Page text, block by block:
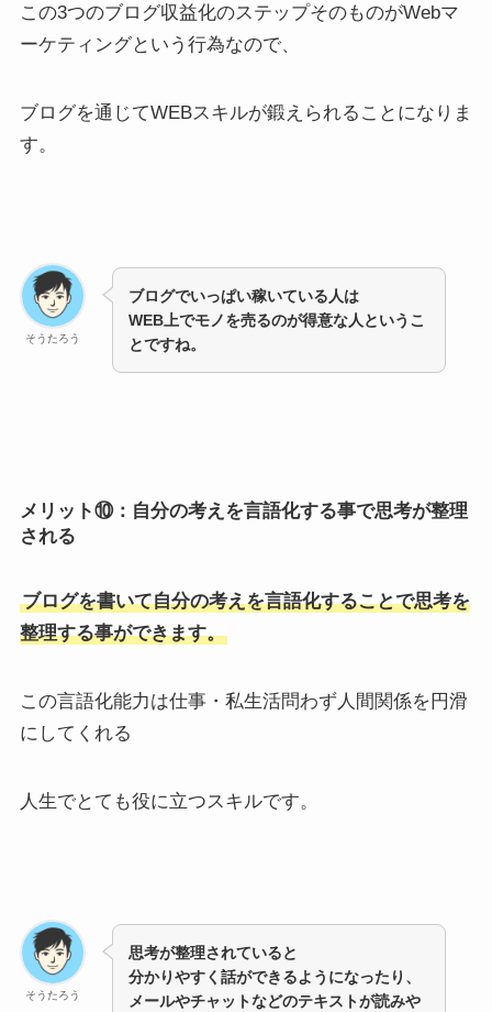
この3つのブログ収益化のステップそのものがWebマ
ーケティングという行為なので、
ブログを通じてWEBスキルが鍛えられることになりま
す。
そうたろう
ブログでいっぱい稼いている人は
WEB上でモノを売るのが得意な人というこ
とですね。
メリット⑩：自分の考えを言語化する事で思考が整理
される
ブログを書いて自分の考えを言語化することで思考を
整理する事ができます。
この言語化能力は仕事・私生活問わず人間関係を円滑
にしてくれる
人生でとても役に立つスキルです。
そうたろう
思考が整理されていると
分かりやすく話ができるようになったり、
メールやチャットなどのテキストが読みや